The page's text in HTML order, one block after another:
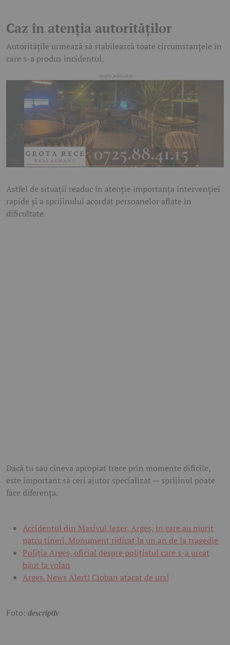
Caz în atenția autorităților
Autoritățile urmează să stabilească toate circumstanțele în
care s-a produs incidentul.
Astfel de situații readuc în atenție importanța intervenției
rapide și a sprijinului acordat persoanelor aflate în
dificultate.
Dacă tu sau cineva apropiat trece prin momente dificile,
este important să ceri ajutor specializat — sprijinul poate
face diferența.
Accidentul din Masivul Iezer, Argeș, în care au murit
patru tineri. Monument ridicat la un an de la tragedie
Poliția Argeș, oficial despre polițistul care s-a urcat
băut la volan
Argeş. News Alert! Cioban atacat de urs!
Foto: descriptiv